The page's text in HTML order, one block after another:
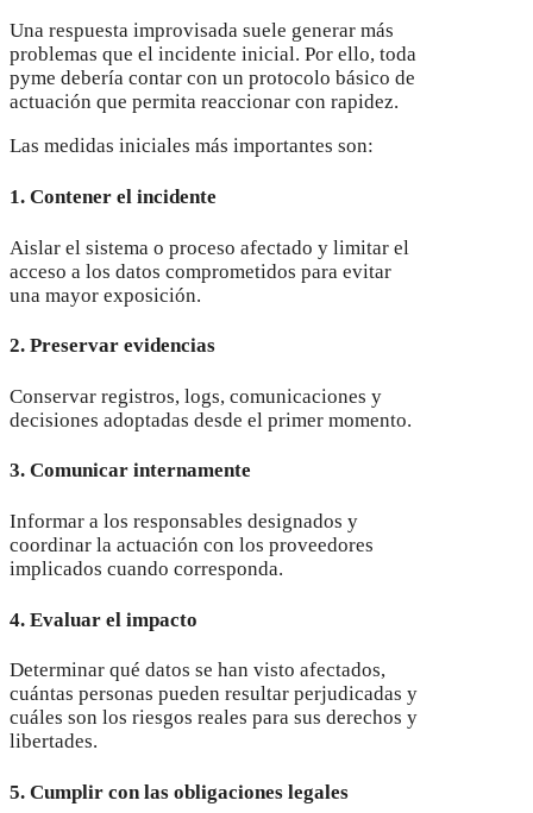
Una respuesta improvisada suele generar más
problemas que el incidente inicial. Por ello, toda
pyme debería contar con un protocolo básico de
actuación que permita reaccionar con rapidez.
Las medidas iniciales más importantes son:
1. Contener el incidente
Aislar el sistema o proceso afectado y limitar el
acceso a los datos comprometidos para evitar
una mayor exposición.
2. Preservar evidencias
Conservar registros, logs, comunicaciones y
decisiones adoptadas desde el primer momento.
3. Comunicar internamente
Informar a los responsables designados y
coordinar la actuación con los proveedores
implicados cuando corresponda.
4. Evaluar el impacto
Determinar qué datos se han visto afectados,
cuántas personas pueden resultar perjudicadas y
cuáles son los riesgos reales para sus derechos y
libertades.
5. Cumplir con las obligaciones legales